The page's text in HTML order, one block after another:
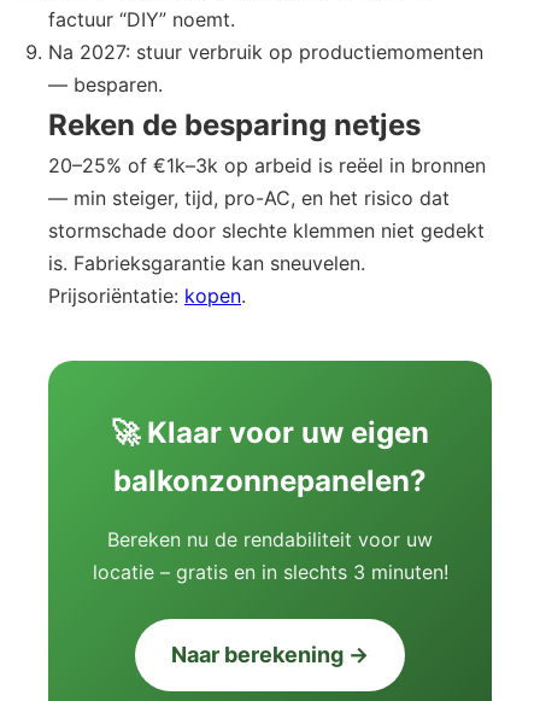
factuur “DIY” noemt.
Na 2027: stuur verbruik op productiemomenten
— besparen.
Reken de besparing netjes
20–25% of €1k–3k op arbeid is reëel in bronnen
— min steiger, tijd, pro-AC, en het risico dat
stormschade door slechte klemmen niet gedekt
is. Fabrieksgarantie kan sneuvelen.
Prijsoriëntatie: kopen.
🚀 Klaar voor uw eigen
balkonzonnepanelen?
Bereken nu de rendabiliteit voor uw
locatie – gratis en in slechts 3 minuten!
Naar berekening →